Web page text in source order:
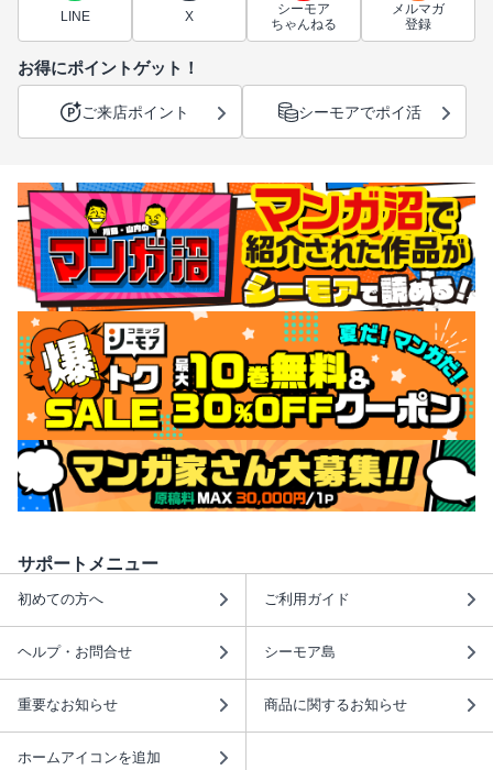
LINE X
シーモア
ちゃんねる
メルマガ
登録
お得にポイントゲット！
ご来店ポイント シーモアでポイ活
サポートメニュー
初めての方へ ご利用ガイド
ヘルプ・お問合せ シーモア島
重要なお知らせ 商品に関するお知らせ
ホームアイコンを追加